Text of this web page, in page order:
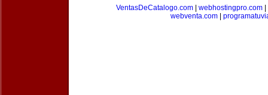
VentasDeCatalogo.com| webhostingpro.com|
webventa.com|